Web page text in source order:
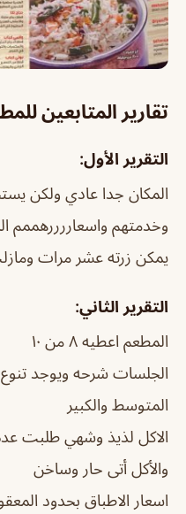
تقارير المتابعين
التقرير الأول:
المكان جدا عادي ولكن
وخدمتهم واسعاررررهممم
يمكن زرته عشر مرات
التقرير الثاني:
المطعم اعطيه ٨ من ١٠
الجلسات شرحه ويوجد
المتوسط والكبير
الاكل لذيذ وشهي طلبت
والأكل أتى حار وساخن
اسعار الاطباق بحدود